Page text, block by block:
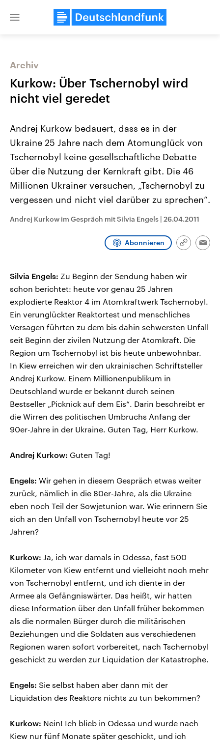
Close
Landtagswahl Sachsen-Anhalt
Alle Informationen
Sachsen-Anhalt wählt am 6.
September 2026 einen neuen
Bundesland von einer Koalition aus
Wahlprogramme, aktuelle Berichte
und Hintergründe zu den Parteien
USA
Hintergründe
Wirtschaftlich und
gehören die Vereinigten
mit großem Einfluss auf
Programm Podcasts
Audio-Archiv
Archiv
Kurkow: Über Tschernobyl wird
nicht viel geredet
Andrej Kurkow bedauert, dass es in der
Ukraine 25 Jahre nach dem Atomunglück von
Tschernobyl keine gesellschaftliche Debatte
über die Nutzung der Kernkraft gibt. Die 46
Millionen Ukrainer versuchen, „Tschernobyl zu
vergessen und nicht viel darüber zu sprechen“.
Andrej Kurkow im Gespräch mit Silvia Engels | 26.04.2011
Abonnieren
Link
Silvia Engels: Zu Beginn der Sendung haben wir
schon berichtet: heute vor genau 25 Jahren
explodierte Reaktor 4 im Atomkraftwerk Tschernobyl.
Ein verunglückter Reaktortest und menschliches
Versagen führten zu dem bis dahin schwersten Unfall
seit Beginn der zivilen Nutzung der Atomkraft. Die
Region um Tschernobyl ist bis heute unbewohnbar.
In Kiew erreichen wir den ukrainischen Schriftsteller
Andrej Kurkow. Einem Millionenpublikum in
Deutschland wurde er bekannt durch seinen
Bestseller „Picknick auf dem Eis“. Darin beschreibt er
die Wirren des politischen Umbruchs Anfang der
90er-Jahre in der Ukraine. Guten Tag, Herr Kurkow.
Andrej Kurkow: Guten Tag!
Engels: Wir gehen in diesem Gespräch etwas weiter
zurück, nämlich in die 80er-Jahre, als die Ukraine
eben noch Teil der Sowjetunion war. Wie erinnern Sie
sich an den Unfall von Tschernobyl heute vor 25
Jahren?
Kurkow: Ja, ich war damals in Odessa, fast 500
Kilometer von Kiew entfernt und vielleicht noch mehr
von Tschernobyl entfernt, und ich diente in der
Armee als Gefängniswärter. Das heißt, wir hatten
diese Information über den Unfall früher bekommen
als die normalen Bürger durch die militärischen
Beziehungen und die Soldaten aus verschiedenen
Regionen waren sofort vorbereitet, nach Tschernobyl
geschickt zu werden zur Liquidation der Katastrophe.
Engels: Sie selbst haben aber dann mit der
Liquidation des Reaktors nichts zu tun bekommen?
Kurkow: Nein! Ich blieb in Odessa und wurde nach
Kiew nur fünf Monate später geschickt, und ich